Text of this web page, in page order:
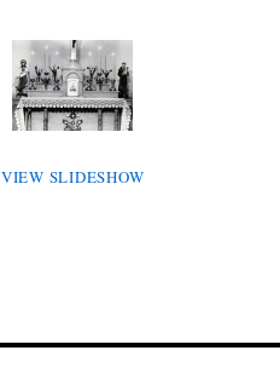
VIEW SLIDESHOW